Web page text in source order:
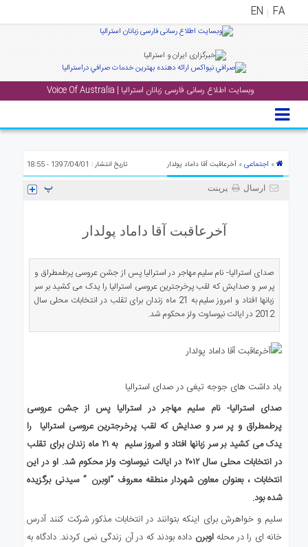
FA
EN
وبسایت اطلاع رسانی فارسی زبانان استرالیا | Voice Of Australia
منوی
اصلی
استرالیا
درباره
ارتباط
» اجتماعی» آخرعاقبت آقا داماد پولدار تاریخ انتشار : 1397/04/01 - 18:55
ارسال پرینت
آخرعاقبت آقا داماد پولدار
صدای استرالیا- نام سلیم مهاجر در استرالیا پس از جشن عروسی پرطمطراق و
پر سر و صدایش که لقب پرخرجترین عروسی استرالیا را یدک می کشید بر سر
زبانها افتاد و امروز سلیم به 21 ماه زندان برای تقلب در انتخابات محلی سال
2012 در ایالت نیوساوت ولز محکوم شد.
یاد داشت های جوجه تیغی در صدای استرالیا
صدای استرالیا- نام سلیم مهاجر در استرالیا پس از جشن عروسی
پرطمطراق و پر سر و صدایش که لقب پرخرجترین عروسی استرالیا را
یدک می کشید بر سر زبانها افتاد و امروز سلیم به ۲۱ ماه زندان برای تقلب
در انتخابات محلی سال ۲۰۱۲ در ایالت نیوساوت ولز محکوم شد. او در این
انتخابات ، بعنوان معاون شهردار منطقه معروف “اوبرن ” سیدنی برگزیده
شده بود.
سلیم و خواهرش برای اینکه بتوانند در انتخابات مذکور شرکت کنند آدرس
خانه ای را در محلهاوبرن داده بودند که در آن زندگی نمی کردند. دادگاه به